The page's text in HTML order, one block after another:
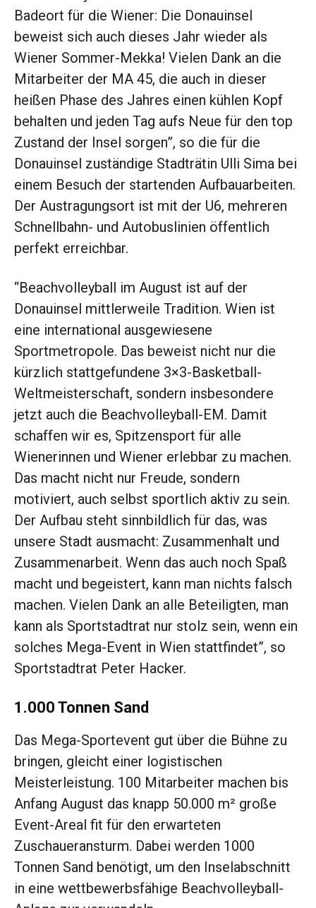
Badeort für die Wiener: Die Donauinsel
beweist sich auch dieses Jahr wieder als
Wiener Sommer-Mekka! Vielen Dank an die
Mitarbeiter der MA 45, die auch in dieser
heißen Phase des Jahres einen kühlen Kopf
behalten und jeden Tag aufs Neue für den top
Zustand der Insel sorgen”, so die für die
Donauinsel zuständige Stadträtin Ulli Sima bei
einem Besuch der startenden Aufbauarbeiten.
Der Austragungsort ist mit der U6, mehreren
Schnellbahn- und Autobuslinien öffentlich
perfekt erreichbar.
“Beachvolleyball im August ist auf der
Donauinsel mittlerweile Tradition. Wien ist
eine international ausgewiesene
Sportmetropole. Das beweist nicht nur die
kürzlich stattgefundene 3×3-Basketball-
Weltmeisterschaft, sondern insbesondere
jetzt auch die Beachvolleyball-EM. Damit
schaffen wir es, Spitzensport für alle
Wienerinnen und Wiener erlebbar zu machen.
Das macht nicht nur Freude, sondern
motiviert, auch selbst sportlich aktiv zu sein.
Der Aufbau steht sinnbildlich für das, was
unsere Stadt ausmacht: Zusammenhalt und
Zusammenarbeit. Wenn das auch noch Spaß
macht und begeistert, kann man nichts falsch
machen. Vielen Dank an alle Beteiligten, man
kann als Sportstadtrat nur stolz sein, wenn ein
solches Mega-Event in Wien stattfindet”, so
Sportstadtrat Peter Hacker.
1.000 Tonnen Sand
Das Mega-Sportevent gut über die Bühne zu
bringen, gleicht einer logistischen
Meisterleistung. 100 Mitarbeiter machen bis
Anfang August das knapp 50.000 m² große
Event-Areal fit für den erwarteten
Zuschaueransturm. Dabei werden 1000
Tonnen Sand benötigt, um den Inselabschnitt
in eine wettbewerbsfähige Beachvolleyball-